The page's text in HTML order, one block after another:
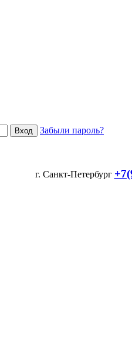
Забыли пароль?
г. Санкт-Петербург